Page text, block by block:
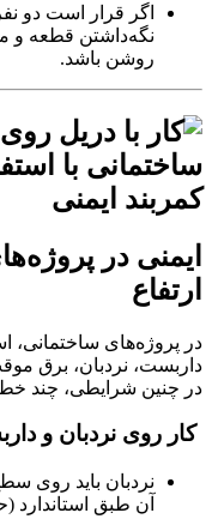
اگر قرار است دو
نگه‌داشتن قطعه و
روشن باشد.
ایمنی در
ارتفاع
در پروژه‌های ساختمانی،
داربست، نردبان، برق
در چنین شرایطی، چند
کار روی نردبان و
نردبان باید روی
آن طبق استاندارد (حدود ۷۵